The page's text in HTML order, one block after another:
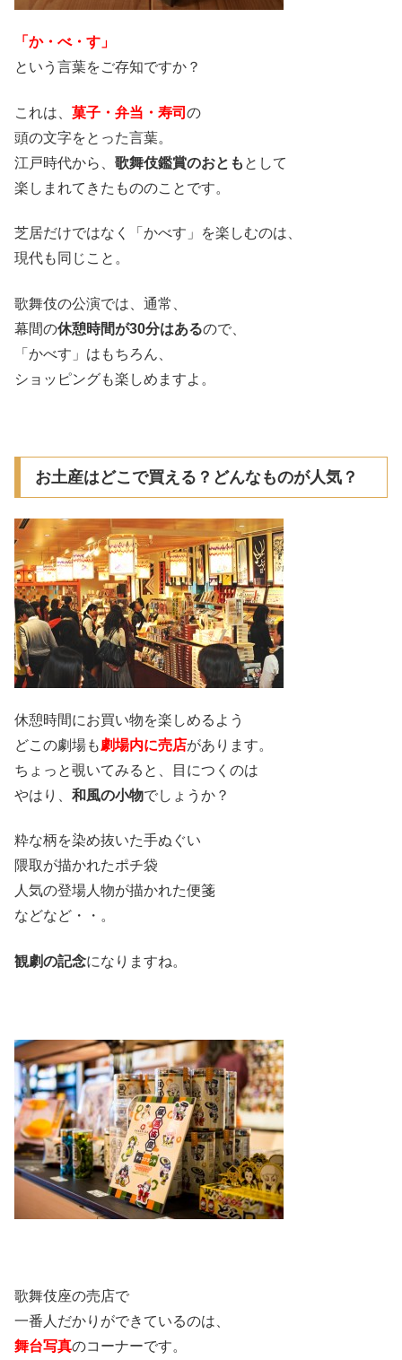
「か・べ・す」
という言葉をご存知ですか？
これは、 菓子・弁当・寿司 の
頭の文字をとった言葉。
江戸時代から、 歌舞伎鑑賞のおとも として
楽しまれてきたもののことです。
芝居だけではなく「かべす」を楽しむのは、
現代も同じこと。
歌舞伎の公演では、通常、
幕間の休憩時間が30分はあるので、
「かべす」はもちろん、
ショッピングも楽しめますよ。
お土産はどこで買える？どんなものが人気？
休憩時間にお買い物を楽しめるよう
どこの劇場も劇場内に売店があります。
ちょっと覗いてみると、目につくのは
やはり、 和風の小物でしょうか？
粋な柄を染め抜いた手ぬぐい
隈取が描かれたポチ袋
人気の登場人物が描かれた便箋
などなど・・。
観劇の記念になりますね。
歌舞伎座の売店で
一番人だかりができているのは、
舞台写真のコーナーです。